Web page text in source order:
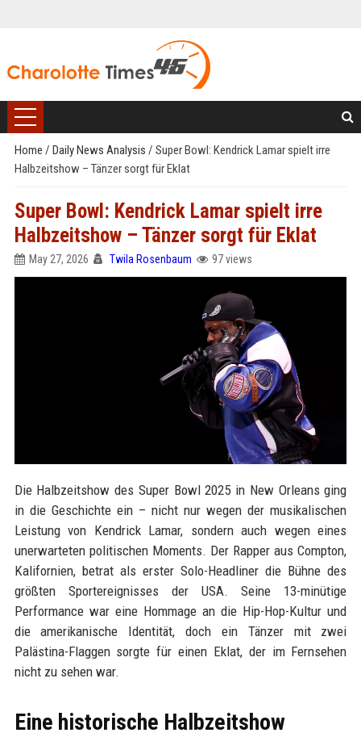
Home / Daily News Analysis / Super Bowl: Kendrick Lamar spielt irre
Halbzeitshow – Tänzer sorgt für Eklat
Super Bowl: Kendrick Lamar spielt irre
Halbzeitshow – Tänzer sorgt für Eklat
May 27, 2026 Twila Rosenbaum 97 views
Die Halbzeitshow des Super Bowl 2025 in New Orleans ging
in die Geschichte ein – nicht nur wegen der musikalischen
Leistung von Kendrick Lamar, sondern auch wegen eines
unerwarteten politischen Moments. Der Rapper aus Compton,
Kalifornien, betrat als erster Solo-Headliner die Bühne des
größten Sportereignisses der USA. Seine 13-minütige
Performance war eine Hommage an die Hip-Hop-Kultur und
die amerikanische Identität, doch ein Tänzer mit zwei
Palästina-Flaggen sorgte für einen Eklat, der im Fernsehen
nicht zu sehen war.
Eine historische Halbzeitshow